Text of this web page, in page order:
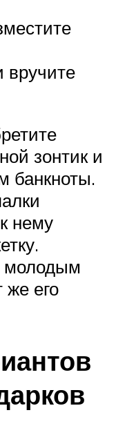
вручите
зонтик и
банкноты.
нему
молодым
же его